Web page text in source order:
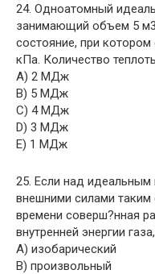
24. Одноатомный
занимающий объем 5
состояние, при котором
кПа. Количество
A) 2 МДж
B) 5 МДж
C) 4 МДж
D) 3 МДж
E) 1 МДж
25. Если над
внешними силами
времени соверш?нная
внутренней энергии
A) изобарический
B) произвольный